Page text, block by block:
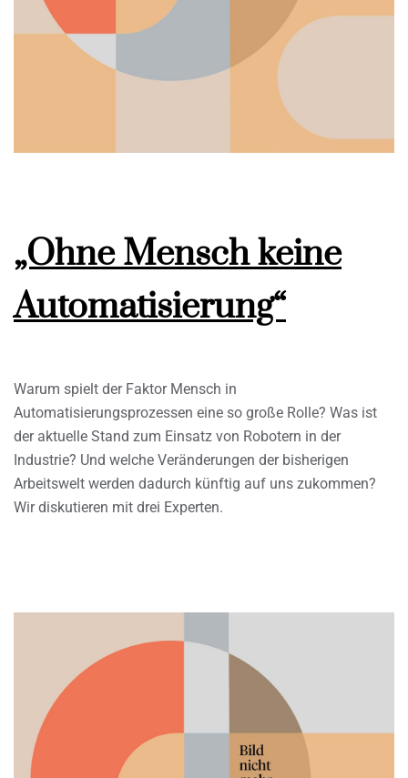
„Ohne Mensch keine
Automatisierung“
Warum spielt der Faktor Mensch in
Automatisierungsprozessen eine so große Rolle? Was ist
der aktuelle Stand zum Einsatz von Robotern in der
Industrie? Und welche Veränderungen der bisherigen
Arbeitswelt werden dadurch künftig auf uns zukommen?
Wir diskutieren mit drei Experten.